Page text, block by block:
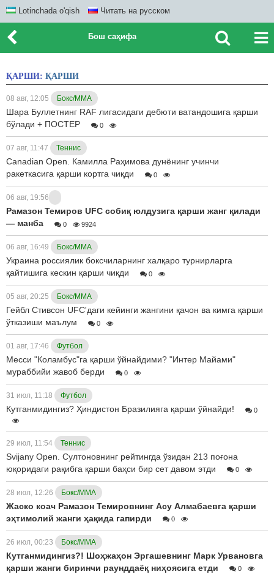
Lotinchada o'qish Читать на русском
Бош саҳифа
ҚАРШИ: ҚАРШИ
08 авг, 12:05 Бокс/ММА
Шара Буллетнинг RAF лигасидаги дебюти ватандошига қарши
бўлади + ПОСТЕР
0
07 авг, 11:47 Теннис
Canadian Open. Камилла Раҳимова дунёнинг учинчи
ракеткасига қарши кортга чиқди
0
06 авг, 19:56
Рамазон Темиров UFC собиқ юлдузига қарши жанг қилади
— манба
0 9924
06 авг, 16:49 Бокс/ММА
Украина россиялик боксчиларнинг халқаро турнирларга
қайтишига кескин қарши чиқди
0
05 авг, 20:25 Бокс/ММА
Гейбл Стивсон UFC'даги кейинги жангини қачон ва кимга қарши
ўтказиши маълум
0
01 авг, 17:46 Футбол
Месси "Коламбус"га қарши ўйнайдими? "Интер Майами"
мураббийи жавоб берди
0
31 июл, 11:18 Футбол
Кутганмидингиз? Ҳиндистон Бразилияга қарши ўйнайди! 0
29 июл, 11:54 Теннис
Svijany Open. Султоновнинг рейтингда ўзидан 213 поғона
юқоридаги рақибга қарши баҳси бир сет давом этди
0
28 июл, 12:26 Бокс/ММА
Жаско коач Рамазон Темировнинг Асу Алмабаевга қарши
эҳтимолий жанги ҳақида гапирди
0
26 июл, 00:23 Бокс/ММА
Кутганмидингиз?! Шоҳжаҳон Эргашевнинг Марк Урвановга
қарши жанги биринчи раунддаёқ ниҳоясига етди
0